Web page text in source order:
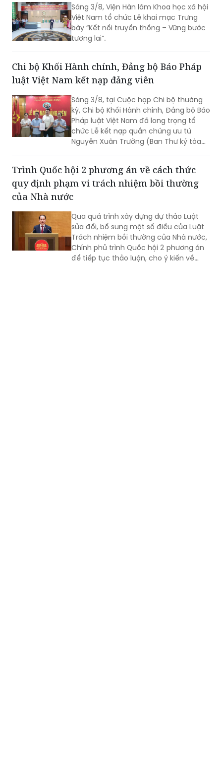
vướng mắc.
Sáng 3/8, Viện Hàn lâm Khoa học xã hội
Việt Nam tổ chức Lễ khai mạc Trưng
bày “Kết nối truyền thống – Vững bước
tương lai”.
Chi bộ Khối Hành chính, Đảng bộ Báo Pháp
luật Việt Nam kết nạp đảng viên
Sáng 3/8, tại Cuộc họp Chi bộ thường
kỳ, Chi bộ Khối Hành chính, Đảng bộ Báo
Pháp luật Việt Nam đã long trọng tổ
chức Lễ kết nạp quần chúng ưu tú
Nguyễn Xuân Trường (Ban Thư ký tòa
Trình Quốc hội 2 phương án về cách thức
quy định phạm vi trách nhiệm bồi thường
của Nhà nước
Qua quá trình xây dựng dự thảo Luật
sửa đổi, bổ sung một số điều của Luật
Trách nhiệm bồi thường của Nhà nước,
Chính phủ trình Quốc hội 2 phương án
để tiếp tục thảo luận, cho ý kiến về